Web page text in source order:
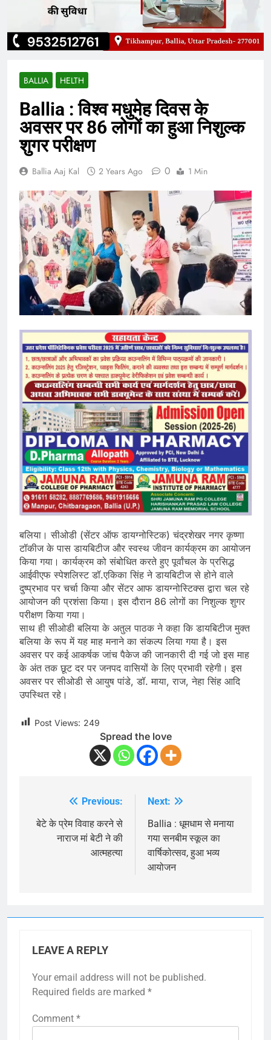
BALLIA HELTH
Ballia : विश्व मधुमेह दिवस के
अवसर पर 86 लोगों का हुआ निशुल्क
शुगर परीक्षण
Ballia Aaj Kal 2 Years Ago 0 1 Min
बलिया। सीओडी (सेंटर ऑफ डायग्नोस्टिक) चंद्रशेखर नगर कृष्णा
टॉकीज के पास डायबिटीज और स्वस्थ जीवन कार्यक्रम का आयोजन
किया गया। कार्यक्रम को संबोधित करते हुए पूर्वांचल के प्रसिद्ध
आईवीएफ स्पेशलिस्ट डॉ.एकिका सिंह ने डायबिटीज से होने वाले
दुष्प्रभाव पर चर्चा किया और सेंटर आफ डायग्नोस्टिक्स द्वारा चल रहे
आयोजन की प्रशंसा किया। इस दौरान 86 लोगों का निशुल्क शुगर
परीक्षण किया गया।
साथ ही सीओडी बलिया के अतुल पाठक ने कहा कि डायबिटीज मुक्त
बलिया के रूप में यह माह मनाने का संकल्प लिया गया है। इस
अवसर पर कई आकर्षक जांच पैकेज की जानकारी दी गई जो इस माह
के अंत तक छूट दर पर जनपद वासियों के लिए प्रभावी रहेगी। इस
अवसर पर सीओडी से आयुष पांडे, डॉ. माया, राज, नेहा सिंह आदि
उपस्थित रहे।
Post Views: 249
Spread the love
navigation
Previous:
बेटे के प्रेम विवाह करने से
नाराज मां बेटी ने की
आत्महत्या
Next:
Ballia : धूमधाम से मनाया
गया सनबीम स्कूल का
वार्षिकोत्सव, हुआ भव्य
आयोजन
LEAVE A REPLY
Your email address will not be published.
Required fields are marked *
Comment *